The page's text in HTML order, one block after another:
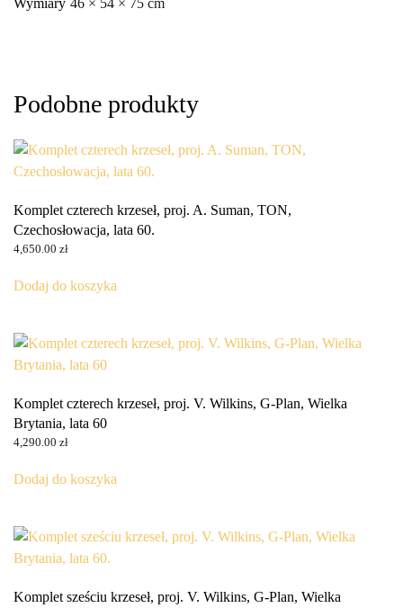
Wymiary 46 × 54 × 75 cm
Podobne produkty
Komplet czterech krzeseł, proj. A. Suman, TON,
Czechosłowacja, lata 60.
4,650.00 zł
Dodaj do koszyka
Komplet czterech krzeseł, proj. V. Wilkins, G-Plan, Wielka
Brytania, lata 60
4,290.00 zł
Dodaj do koszyka
Komplet sześciu krzeseł, proj. V. Wilkins, G-Plan, Wielka